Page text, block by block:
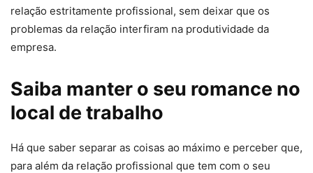
relação estritamente profissional, sem deixar que os
problemas da relação interfiram na produtividade da
empresa.
Saiba manter o seu romance no
local de trabalho
Há que saber separar as coisas ao máximo e perceber que,
para além da relação profissional que tem com o seu